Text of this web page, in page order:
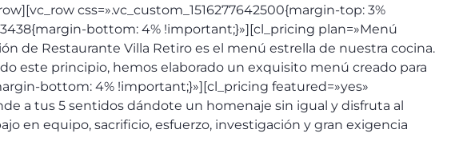
css=».vc_custom_1516277642500{margin-top: 3%
bottom: 4% !important;}»][cl_pricing plan=»Menú
de Restaurante Villa Retiro es el menú estrella de nuestra cocina.
este principio, hemos elaborado un exquisito menú creado para
bottom: 4% !important;}»][cl_pricing featured=»yes»
a tus 5 sentidos dándote un homenaje sin igual y disfruta al
en equipo, sacrificio, esfuerzo, investigación y gran exigencia